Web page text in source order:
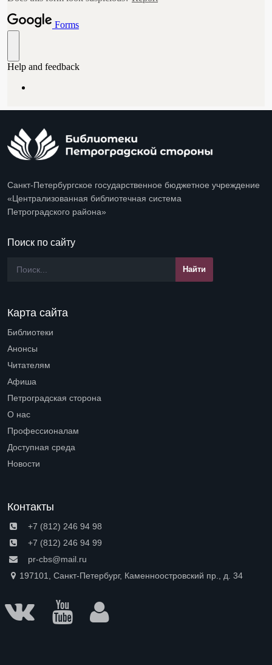
Санкт-Петербургское государственное бюджетное учреждение
«Централизованная библиотечная система
Петроградского района»
Поиск по сайту
Карта сайта
Библиотеки
Анонсы
Читателям
Афиша
Петроградская сторона
О нас
Профессионалам
Доступная среда
Новости
Контакты
+7 (812) 246 94 98
+7 (812) 246 94 99
pr-cbs@mail.ru
197101, Санкт-Петербург, Каменноостровский пр., д. 34